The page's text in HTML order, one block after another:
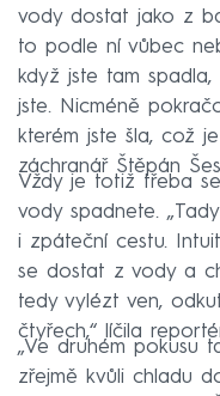
vody dostat jako z
to podle ní vůbec
když jste tam
jste. Nicméně
kterém jste šla, což
záchranář Štěpán
Vždy je totiž třeba
vody spadnete.
i zpáteční cestu.
se dostat z vody a
tedy vylézt ven,
čtyřech,“ líčila
„Ve druhém pokusu
zřejmě kvůli chladu